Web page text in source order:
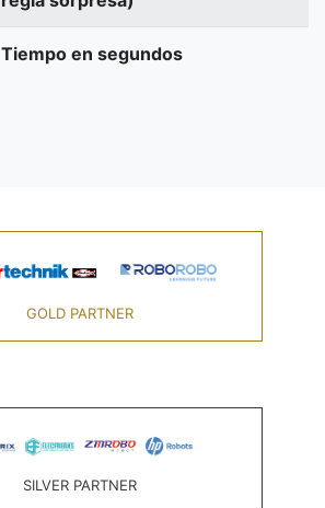
Tiempo en segundos
GOLD PARTNER
SILVER PARTNER